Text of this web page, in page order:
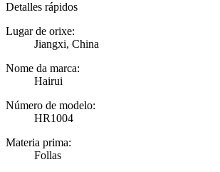
Detalles rápidos
Lugar de orixe:
Jiangxi, China
Nome da marca:
Hairui
Número de modelo:
HR1004
Materia prima:
Follas